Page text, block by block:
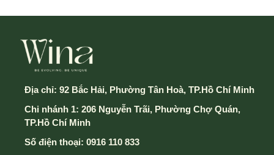
Địa chỉ: 92 Bắc Hải, Phường Tân Hoà, TP.Hồ Chí Minh
Chi nhánh 1: 206 Nguyễn Trãi, Phường Chợ Quán,
TP.Hồ Chí Minh
Số điện thoại: 0916 110 833